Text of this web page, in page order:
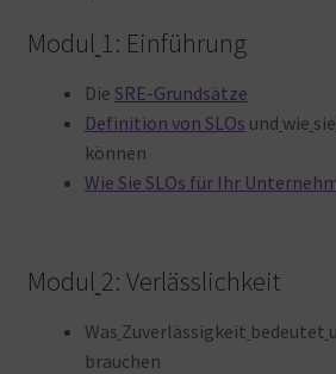
Modul 1: Einführung
Die SRE-Grundsätze
Definition von SLOs und wie sie
können
Wie Sie SLOs für Ihr
Modul 2: Verlässlichkeit
Was Zuverlässigkeit bedeutet
brauchen